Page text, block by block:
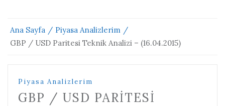
Ana Sayfa
Piyasa Analizlerim
GBP / USD Paritesi Teknik Analizi – (16.04.2015)
Piyasa Analizlerim
GBP / USD PARITESI